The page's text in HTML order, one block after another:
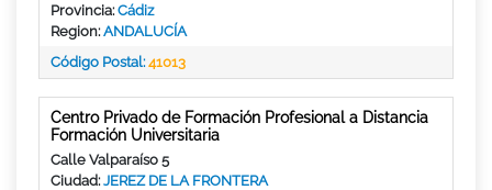
Provincia:Cádiz
Region:ANDALUCÍA
Código Postal:41013
Centro Privado de Formación Profesional a Distancia
Formación Universitaria
Calle Valparaíso 5
Ciudad:JEREZ DE LA FRONTERA